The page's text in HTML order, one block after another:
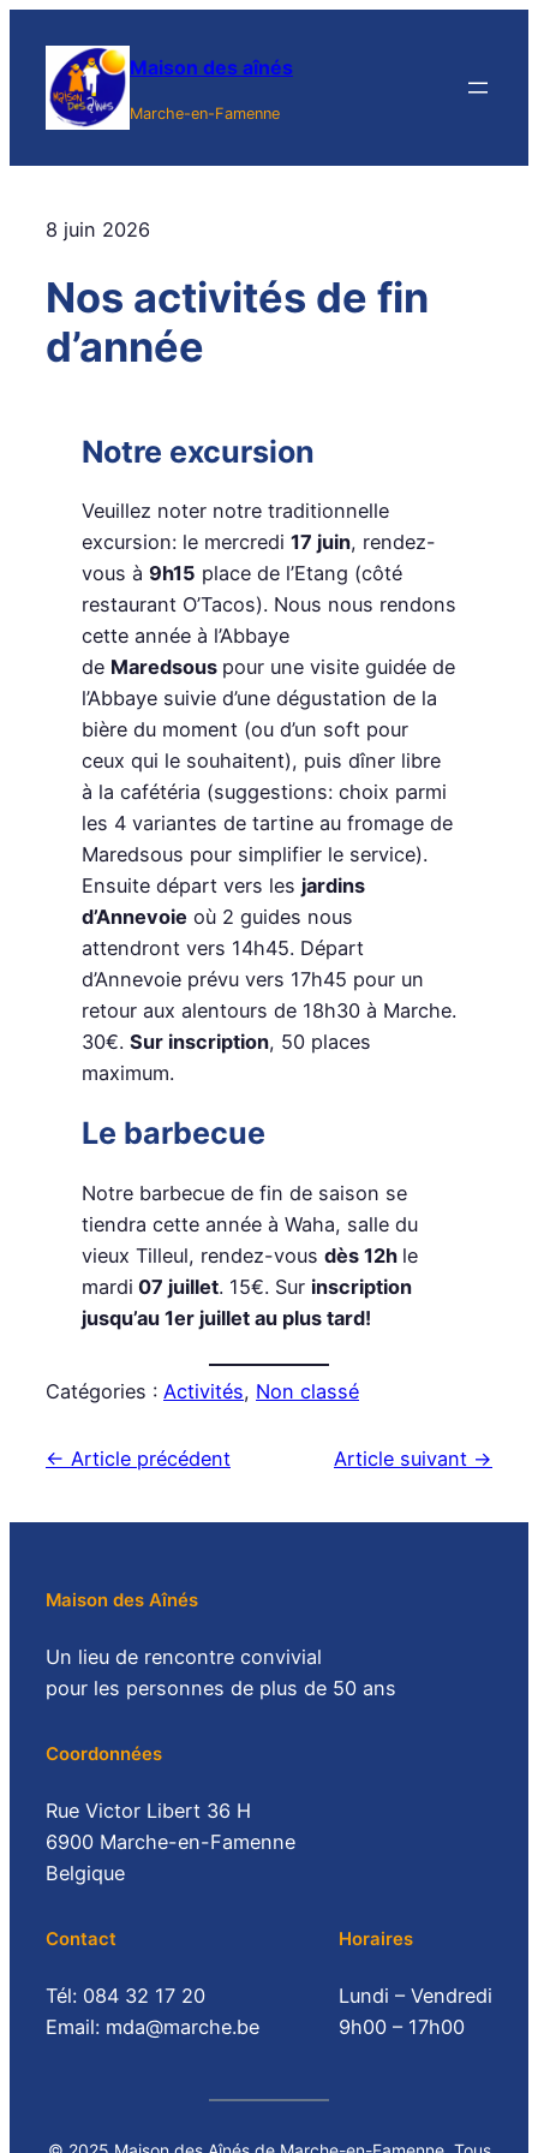
contenu
Maison des aînés
Marche-en-Famenne
8 juin 2026
Nos activités de fin
d’année
Notre excursion
Veuillez noter notre traditionnelle
excursion: le mercredi 17 juin, rendez-
vous à 9h15 place de l’Etang (côté
restaurant O’Tacos). Nous nous rendons
cette année à l’Abbaye
de Maredsous pour une visite guidée de
l’Abbaye suivie d’une dégustation de la
bière du moment (ou d’un soft pour
ceux qui le souhaitent), puis dîner libre
à la cafétéria (suggestions: choix parmi
les 4 variantes de tartine au fromage de
Maredsous pour simplifier le service).
Ensuite départ vers les jardins
d’Annevoie où 2 guides nous
attendront vers 14h45. Départ
d’Annevoie prévu vers 17h45 pour un
retour aux alentours de 18h30 à Marche.
30€. Sur inscription, 50 places
maximum.
Le barbecue
Notre barbecue de fin de saison se
tiendra cette année à Waha, salle du
vieux Tilleul, rendez-vous dès 12h le
mardi 07 juillet. 15€. Sur inscription
jusqu’au 1er juillet au plus tard!
Catégories : Activités, Non classé
← Article précédent Article suivant →
Maison des Aînés
Un lieu de rencontre convivial
pour les personnes de plus de 50 ans
Coordonnées
Rue Victor Libert 36 H
6900 Marche-en-Famenne
Belgique
Contact
Tél: 084 32 17 20
Email: mda@marche.be
Horaires
Lundi – Vendredi
9h00 – 17h00